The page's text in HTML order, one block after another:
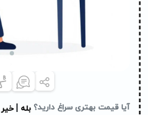
آیا قیمت بهتری سراغ دارید؟ بله خیر